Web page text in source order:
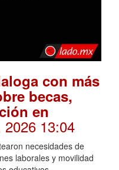
con más
becas,
en
2026 13:04
necesidades de
laborales y movilidad